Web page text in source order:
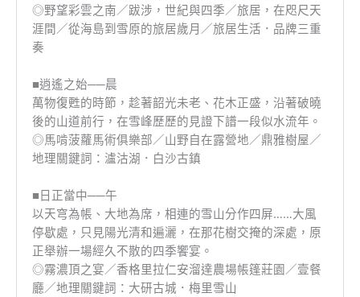
◎野望彩雲之南／跋涉，世紀與四季／旅居，在咫尺天
涯間／從海島到雪原的旅居歲月／旅居生活．品牌三重
奏
■逍遙之始──晨
萬物復甦的時節，趁著韶光未老、花木正盛，沿著破曉
後的山道前行，在雪峰歷歷的見證下譜一段似水流年。
◎馬啃菠蘿馬術俱樂部／山野自在露營地／鼎雅樹屋／
地理關鍵詞：瀘沽湖．白沙古鎮
■日正當中──午
以天穹為帳、大地為席，相連的雪山分作四屏……大風
停歇處，只見陽光清和遍灑，在那花樹交掩的深處，原
正舉辦一場經久不散的四季饗宴。
◎霧濃頂之宴／香格里拉仁安溜達農場帳篷莊園／壹餐
廳／地理關鍵詞：大研古城．梅里雪山